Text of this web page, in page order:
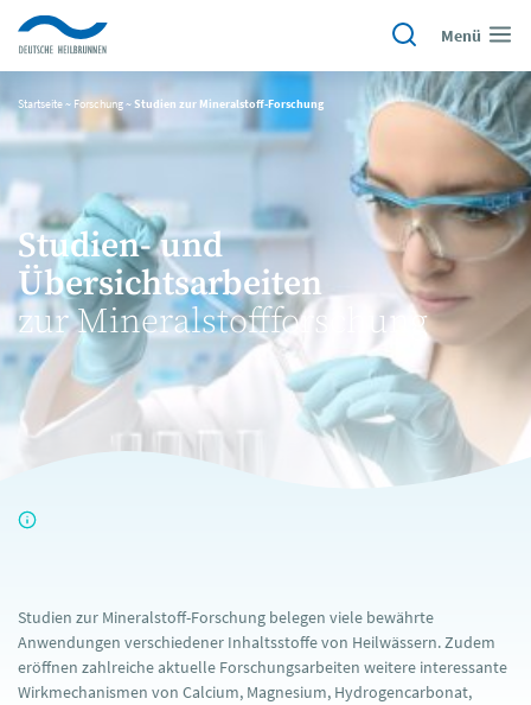
Menü
Startseite~ Forschung~ Studien zur Mineralstoff-Forschung
Studien- und
Übersichtsarbeiten
zur Mineralstoffforschung
Studien zur Mineralstoff-Forschung belegen viele bewährte
Anwendungen verschiedener Inhaltsstoffe von Heilwässern. Zudem
eröffnen zahlreiche aktuelle Forschungsarbeiten weitere interessante
Wirkmechanismen von Calcium, Magnesium, Hydrogencarbonat,